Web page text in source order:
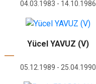
04.03.1983 - 14.10.1986
Yücel YAVUZ (V)
05.12.1989 - 25.04.1990